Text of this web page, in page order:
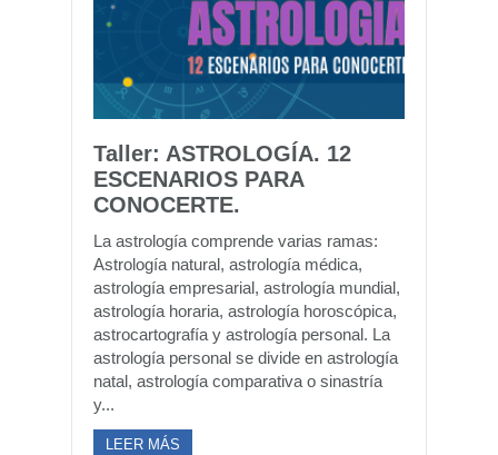
Taller: ASTROLOGÍA. 12
ESCENARIOS PARA
CONOCERTE.
La astrología comprende varias ramas:
Astrología natural, astrología médica,
astrología empresarial, astrología mundial,
astrología horaria, astrología horoscópica,
astrocartografía y astrología personal. La
astrología personal se divide en astrología
natal, astrología comparativa o sinastría
y...
LEER MÁS